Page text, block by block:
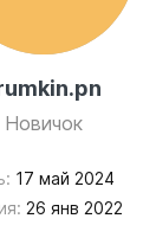
Новичок
17 май 2024
26 янв 2022